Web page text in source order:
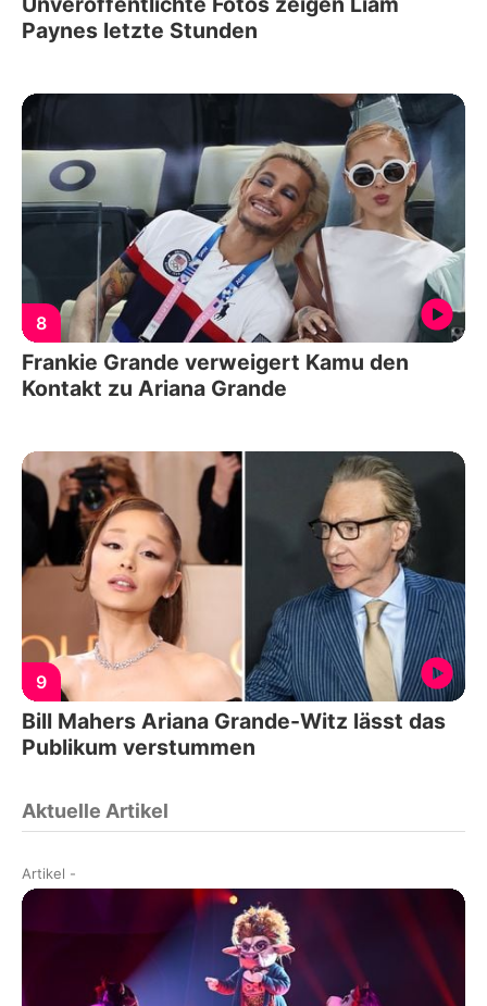
Paynes letzte Stunden
8
Frankie Grande verweigert Kamu den
Kontakt zu Ariana Grande
9
Bill Mahers Ariana Grande-Witz lässt das
Publikum verstummen
Aktuelle Artikel
Artikel -